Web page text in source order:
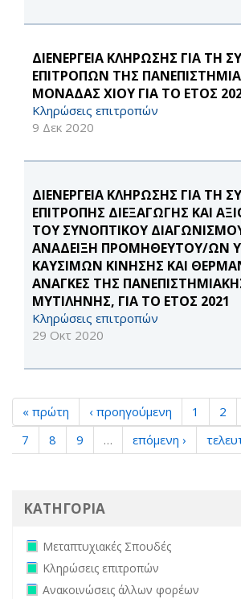
ΔΙΕΝΕΡΓΕΙΑ ΚΛΗΡΩΣΗΣ ΓΙΑ ΤΗ
ΕΠΙΤΡΟΠΩΝ ΤΗΣ
ΜΟΝΑΔΑΣ ΧΙΟΥ ΓΙΑ ΤΟ ΕΤΟΣ
Κληρώσεις επιτροπών
9 Δεκ 2020
ΔΙΕΝΕΡΓΕΙΑ ΚΛΗΡΩΣΗΣ ΓΙΑ ΤΗ
ΕΠΙΤΡΟΠΗΣ ΔΙΕΞΑΓΩΓΗΣ ΚΑΙ
ΤΟΥ ΣΥΝΟΠΤΙΚΟΥ
ΑΝΑΔΕΙΞΗ ΠΡΟΜΗΘΕΥΤΟΥ/ΩΝ
ΚΑΥΣΙΜΩΝ ΚΙΝΗΣΗΣ ΚΑΙ
ΑΝΑΓΚΕΣ ΤΗΣ
ΜΥΤΙΛΗΝΗΣ, ΓΙΑ ΤΟ ΕΤΟΣ 2021
Κληρώσεις επιτροπών
29 Οκτ 2020
« πρώτη ‹ προηγούμενη 1 2
7
8 9 … επόμενη ›
ΚΑΤΗΓΟΡΙΑ
Remove Μεταπτυχιακές Σπουδές
Μεταπτυχιακές Σπουδές
Remove Κληρώσεις επιτροπών filter
Κληρώσεις επιτροπών
Remove Ανακοινώσεις άλλων
Ανακοινώσεις άλλων φορέων